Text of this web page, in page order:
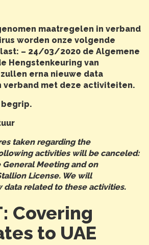
maatregelen in verband
worden onze volgende
– 24/03/2020 de Algemene
Hengstenkeuring van
erna nieuwe data
verband met deze activiteiten.
begrip.
taken regarding the
activities will be canceled:
Meeting and on
License. We will
data related to these activities.
Covering
to UAE